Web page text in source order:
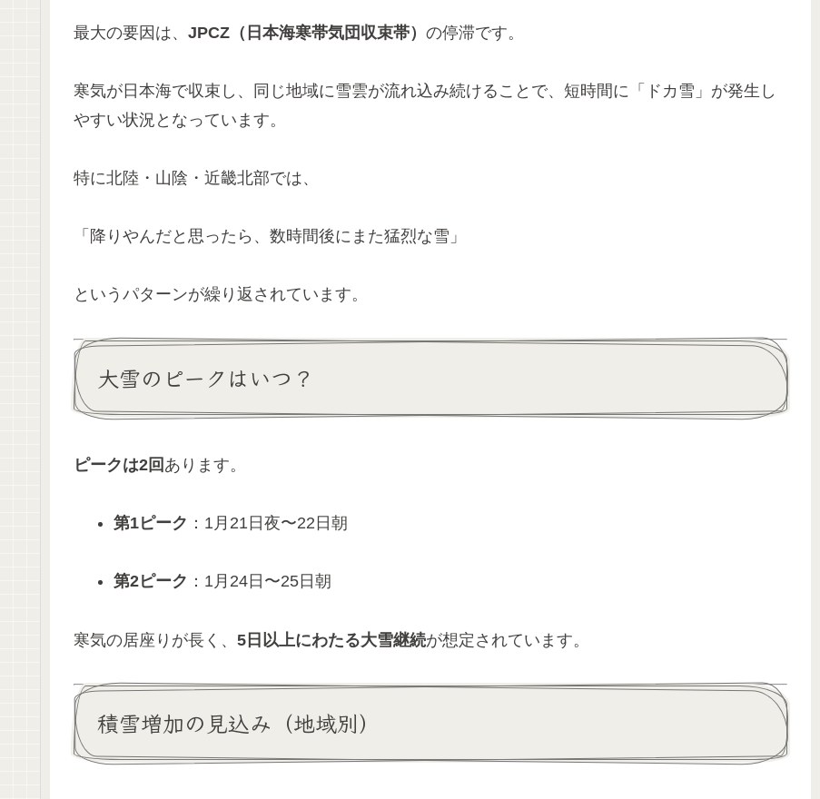
最大の要因は、 JPCZ（日本海寒帯気団収束帯） の停滞です。
寒気が日本海で収束し、同じ地域に雪雲が流れ込み続けることで、短時間に「ドカ雪」が発生し
やすい状況となっています。
特に北陸・山陰・近畿北部では、
「降りやんだと思ったら、数時間後にまた猛烈な雪」
というパターンが繰り返されています。
大雪のピークはいつ？
ピークは2回 あります。
第1ピーク ：1月21日夜〜22日朝
第2ピーク ：1月24日〜25日朝
寒気の居座りが長く、 5日以上にわたる大雪継続が想定されています。
積雪増加の見込み（地域別）